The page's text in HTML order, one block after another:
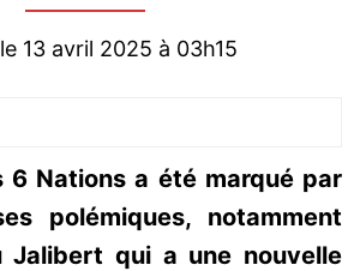
13 avril 2025 à 03h15
6 Nations a été marqué par
polémiques, notamment
Jalibert qui a une nouvelle